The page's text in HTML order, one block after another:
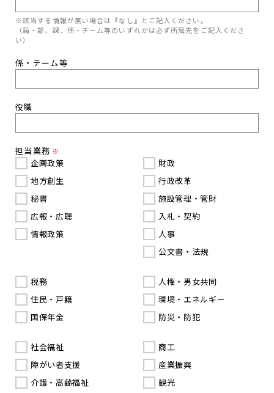
※該当する情報が無い場合は『なし』とご記入ください。
（局・部、課、係・チーム等のいずれかは必ず所属先をご記入くださ
い）
係・チーム等
役職
担当業務 ※
企画政策
地方創生
秘書
広報・広聴
情報政策
財政
行政改革
施設管理・管財
入札・契約
人事
公文書・法規
税務
住民・戸籍
国保年金
人権・男女共同
環境・エネルギー
防災・防犯
社会福祉
障がい者支援
介護・高齢福祉
商工
産業振興
観光